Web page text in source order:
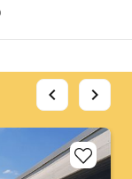
chevron_left chevron_right